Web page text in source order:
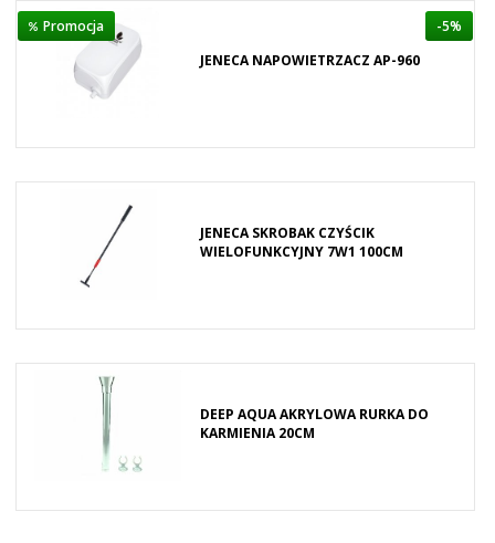
Promocja
-5%
JENECA NAPOWIETRZACZ AP-960
JENECA SKROBAK CZYŚCIK
WIELOFUNKCYJNY 7W1 100CM
DEEP AQUA AKRYLOWA RURKA DO
KARMIENIA 20CM